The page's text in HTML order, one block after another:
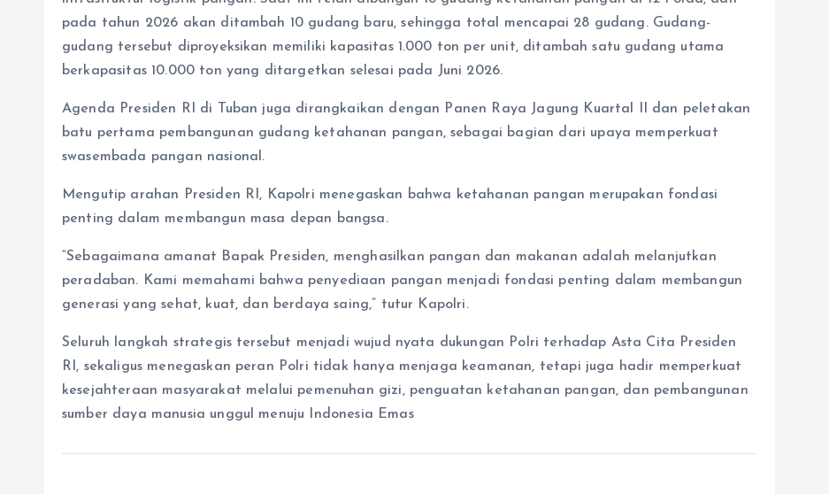
pada tahun 2026 akan ditambah 10 gudang baru, sehingga total mencapai 28 gudang. Gudang-
gudang tersebut diproyeksikan memiliki kapasitas 1.000 ton per unit, ditambah satu gudang utama
berkapasitas 10.000 ton yang ditargetkan selesai pada Juni 2026.
Agenda Presiden RI di Tuban juga dirangkaikan dengan Panen Raya Jagung Kuartal II dan peletakan
batu pertama pembangunan gudang ketahanan pangan, sebagai bagian dari upaya memperkuat
swasembada pangan nasional.
Mengutip arahan Presiden RI, Kapolri menegaskan bahwa ketahanan pangan merupakan fondasi
penting dalam membangun masa depan bangsa.
“Sebagaimana amanat Bapak Presiden, menghasilkan pangan dan makanan adalah melanjutkan
peradaban. Kami memahami bahwa penyediaan pangan menjadi fondasi penting dalam membangun
generasi yang sehat, kuat, dan berdaya saing,” tutur Kapolri.
Seluruh langkah strategis tersebut menjadi wujud nyata dukungan Polri terhadap Asta Cita Presiden
RI, sekaligus menegaskan peran Polri tidak hanya menjaga keamanan, tetapi juga hadir memperkuat
kesejahteraan masyarakat melalui pemenuhan gizi, penguatan ketahanan pangan, dan pembangunan
sumber daya manusia unggul menuju Indonesia Emas